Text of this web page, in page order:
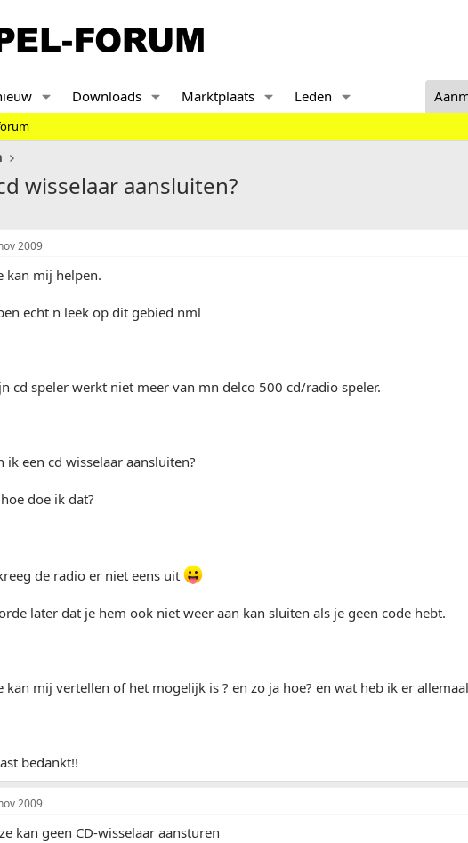
Downloads Marktplaats Leden
wisselaar aansluiten?
2009
kan mij helpen.
echt n leek op dit gebied nml
cd speler werkt niet meer van mn delco 500 cd/radio speler.
ik een cd wisselaar aansluiten?
doe ik dat?
de radio er niet eens uit
later dat je hem ook niet weer aan kan sluiten als je geen code hebt.
kan mij vertellen of het mogelijk is ? en zo ja hoe? en wat heb ik er
bedankt!!
2009
kan geen CD-wisselaar aansturen